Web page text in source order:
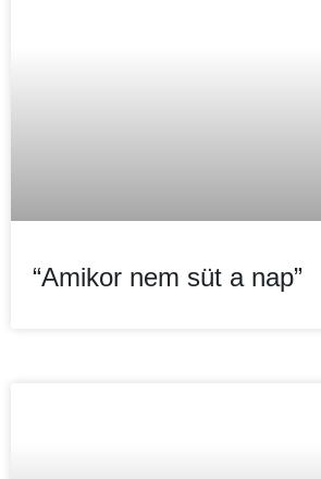
“Amikor nem süt a nap”